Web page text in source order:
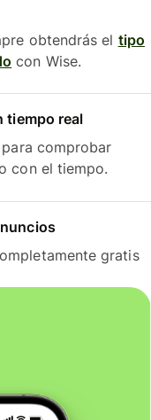
obtendrás el tipo
con Wise.
tiempo real
comprobar
con el tiempo.
gratis